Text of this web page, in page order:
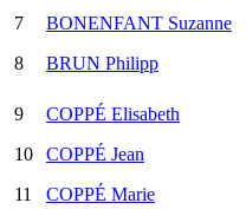
7
BONENFANT Suzanne
8
BRUN Philipp
9 COPPÉ Elisabeth
10
COPPÉ Jean
11
COPPÉ Marie